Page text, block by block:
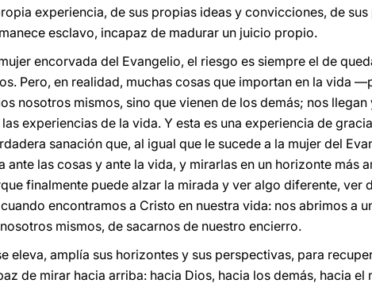
experiencia, de sus propias ideas y convicciones, de
esclavo, incapaz de madurar un juicio propio.
encorvada del Evangelio, el riesgo es siempre el de
Pero, en realidad, muchas cosas que importan en la vida
nosotros mismos, sino que vienen de los demás; nos
experiencias de la vida. Y esta es una experiencia de
sanación que, al igual que le sucede a la mujer del
ante las cosas y ante la vida, y mirarlas en un horizonte más
finalmente puede alzar la mirada y ver algo diferente, ver
encontramos a Cristo en nuestra vida: nos abrimos a
mismos, de sacarnos de nuestro encierro.
eleva, amplía sus horizontes y sus perspectivas, para
de mirar hacia arriba: hacia Dios, hacia los demás, hacia